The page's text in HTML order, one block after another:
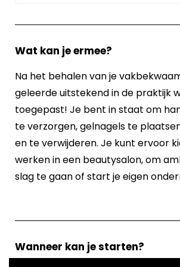
Wat kan je ermee?
Na het behalen van je
geleerde uitstekend in de praktijk
toegepast! Je bent in staat om
te verzorgen, gelnagels te
en te verwijderen. Je kunt ervoor
werken in een beautysalon, om
slag te gaan of start je eigen
Wanneer kan je starten?